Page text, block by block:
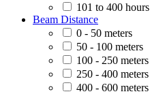
101 to 400 hours
Beam Distance
0 - 50 meters
50 - 100 meters
100 - 250 meters
250 - 400 meters
400 - 600 meters